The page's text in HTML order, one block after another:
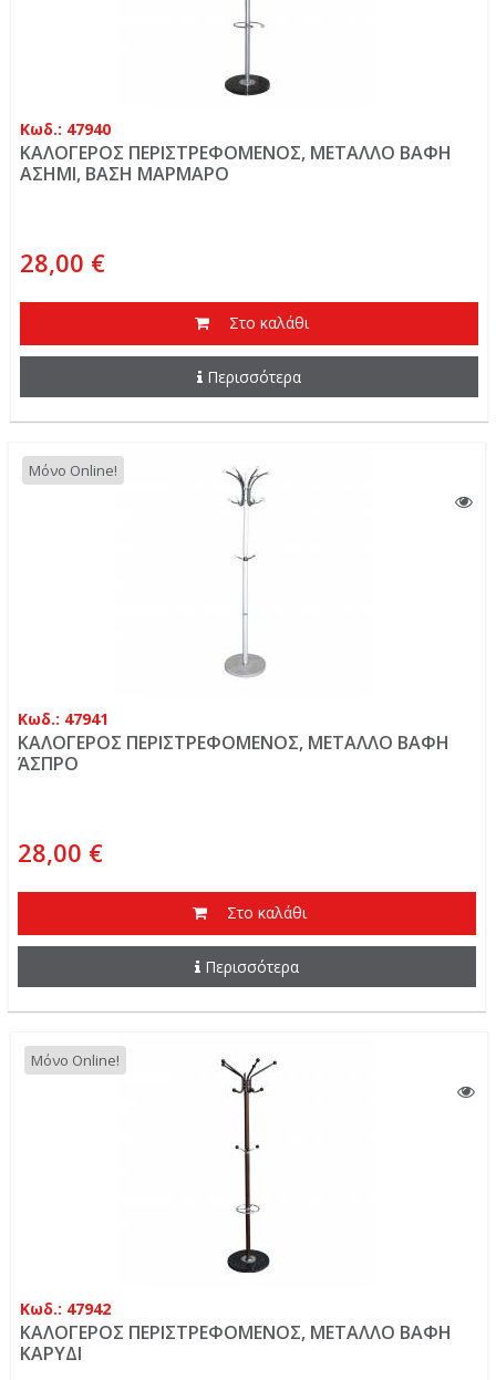
Κωδ.: 47940
ΚΑΛΟΓΕΡΟΣ ΠΕΡΙΣΤΡΕΦΟΜΕΝΟΣ, ΜΕΤΑΛΛΟ ΒΑΦΗ
ΑΣΗΜΙ, ΒΑΣΗ ΜΑΡΜΑΡΟ
28,00 €
Στο καλάθι
Περισσότερα
Μόνο Online!
Κωδ.: 47941
ΚΑΛΟΓΕΡΟΣ ΠΕΡΙΣΤΡΕΦΟΜΕΝΟΣ, ΜΕΤΑΛΛΟ ΒΑΦΗ
ΆΣΠΡΟ
28,00 €
Στο καλάθι
Περισσότερα
Μόνο Online!
Κωδ.: 47942
ΚΑΛΟΓΕΡΟΣ ΠΕΡΙΣΤΡΕΦΟΜΕΝΟΣ, ΜΕΤΑΛΛΟ ΒΑΦΗ
ΚΑΡΥΔΙ